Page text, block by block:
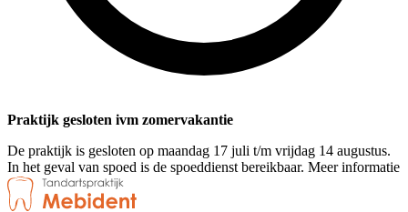
Praktijk gesloten ivm zomervakantie
De praktijk is gesloten op maandag 17 juli t/m vrijdag 14 augustus.
In het geval van spoed is de spoeddienst bereikbaar. Meer informatie